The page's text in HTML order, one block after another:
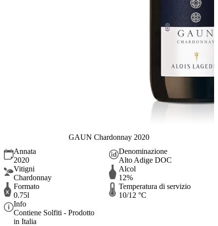
GAUN Chardonnay 2020
Annata
2020
Denominazione
Alto Adige DOC
Vitigni
Chardonnay
Alcol
12%
Formato
0.75l
Temperatura di servizio
10/12 °C
Info
Contiene Solfiti - Prodotto
in Italia